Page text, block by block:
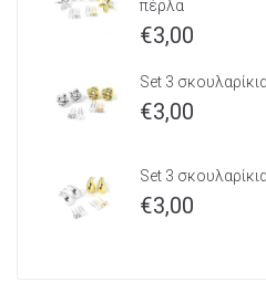
πέρλα
€3,00
Set 3
€3,00
Set 3
€3,00